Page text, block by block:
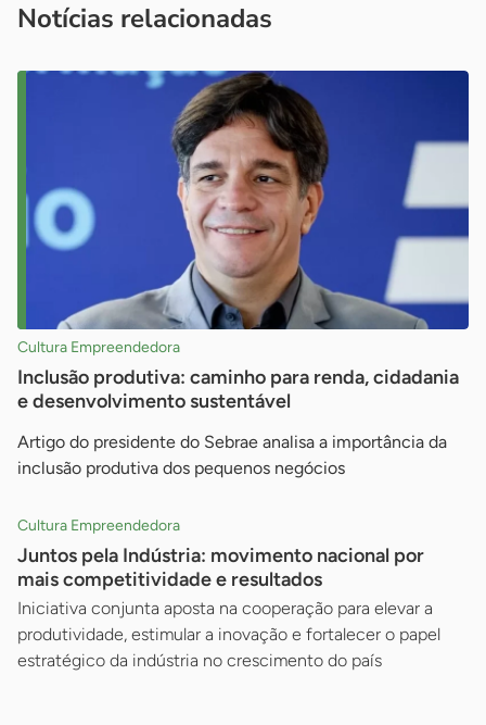
Notícias relacionadas
Cultura Empreendedora
Inclusão produtiva: caminho para renda, cidadania
e desenvolvimento sustentável
Artigo do presidente do Sebrae analisa a importância da
inclusão produtiva dos pequenos negócios
Cultura Empreendedora
Juntos pela Indústria: movimento nacional por
mais competitividade e resultados
Iniciativa conjunta aposta na cooperação para elevar a
produtividade, estimular a inovação e fortalecer o papel
estratégico da indústria no crescimento do país